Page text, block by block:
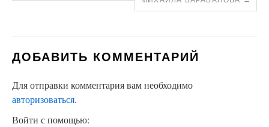
ДОБАВИТЬ КОММЕНТАРИЙ
Для отправки комментария вам необходимо
авторизоваться.
Войти с помощью: